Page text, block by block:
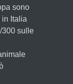
sono
Italia
300 sulle